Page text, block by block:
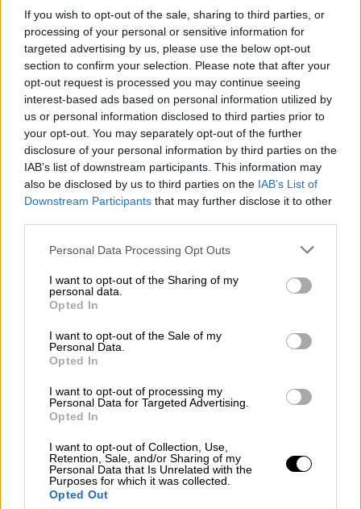
If you wish to opt-out of the sale, sharing to third parties, or
processing of your personal or sensitive information for
targeted advertising by us, please use the below opt-out
section to confirm your selection. Please note that after your
opt-out request is processed you may continue seeing
interest-based ads based on personal information utilized by
us or personal information disclosed to third parties prior to
your opt-out. You may separately opt-out of the further
disclosure of your personal information by third parties on the
IAB’s list of downstream participants. This information may
also be disclosed by us to third parties on the IAB’s List of
Downstream Participants that may further disclose it to other
Personal Data Processing Opt Outs
I want to opt-out of the Sharing of my
personal data.
Opted In
I want to opt-out of the Sale of my
Personal Data.
Opted In
I want to opt-out of processing my
Personal Data for Targeted Advertising.
Opted In
I want to opt-out of Collection, Use,
Retention, Sale, and/or Sharing of my
Personal Data that Is Unrelated with the
Purposes for which it was collected.
Opted Out
y quien necesita mostrar su odio por los
homosexualespara que nadie, ni él mismo,
dude de su normalidad. Donald Trump vive de
hacer el ridículo repitiendo sus llamamientos al
odio y ahora estafando a los miserables que
responden a sus desesperadas peticiones de
donativos para hacer frente a losmúltiples
problemas económicosy jurídicos que le
están amenazando con la ruina. Y los
miserables le están enviando dinero. La única
explicación posible es que hay miserables que
necesitan odiar a los demás para no odiarse a
sí mismos. ¿Será eso lo que ha ocurrido a los
líderes del PP en España para que sus
discursos y su actuación en el Congreso ya no
los predicadores del odio más matones?
El valor de la mentira
Por María Mir-Rocafort
lunes, 5 de abril de 2021